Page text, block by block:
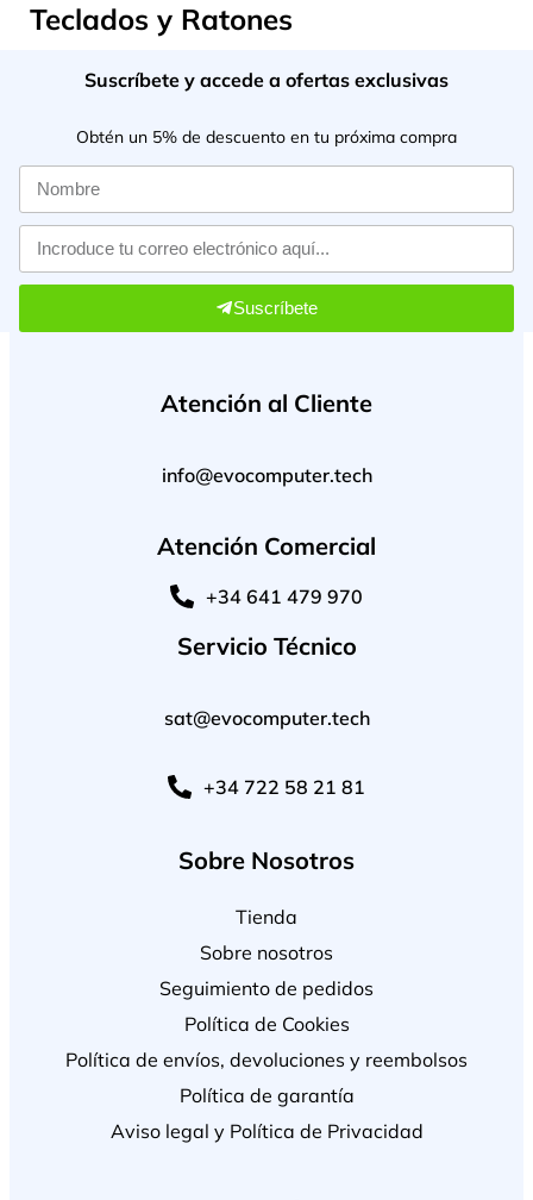
Teclados y Ratones
Suscríbete y accede a ofertas exclusivas
Obtén un 5% de descuento en tu próxima compra
Suscríbete
Atención al Cliente
info@evocomputer.tech
Atención Comercial
+34 641 479 970
Servicio Técnico
sat@evocomputer.tech
+34 722 58 21 81
Sobre Nosotros
Tienda
Sobre nosotros
Seguimiento de pedidos
Política de Cookies
Política de envíos, devoluciones y reembolsos
Política de garantía
Aviso legal y Política de Privacidad